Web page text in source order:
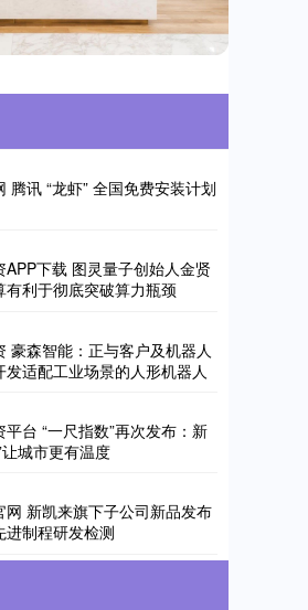
腾讯 “龙虾” 全国免费安装计划
APP下载 图灵量子创始人金贤
有利于彻底突破算力瓶颈
豪森智能：正与客户及机器人
发适配工业场景的人形机器人
台 “一尺指数”再次发布：新
城市更有温度
网 新凯来旗下子公司新品发布
进制程研发检测